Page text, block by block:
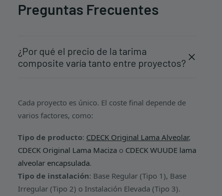
Preguntas Frecuentes
¿Por qué el precio de la tarima
composite varía tanto entre proyectos?
Cada proyecto es único. El coste final depende de
varios factores, como:
Tipo de producto: CDECK Original Lama Alveolar,
CDECK Original Lama Maciza o CDECK WUUDE lama
alveolar encapsulada.
Tipo de instalación: Base Regular (Tipo 1), Base
Irregular (Tipo 2) o Instalación Elevada (Tipo 3).